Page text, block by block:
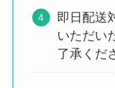
即日配送
いただい
了承くだ